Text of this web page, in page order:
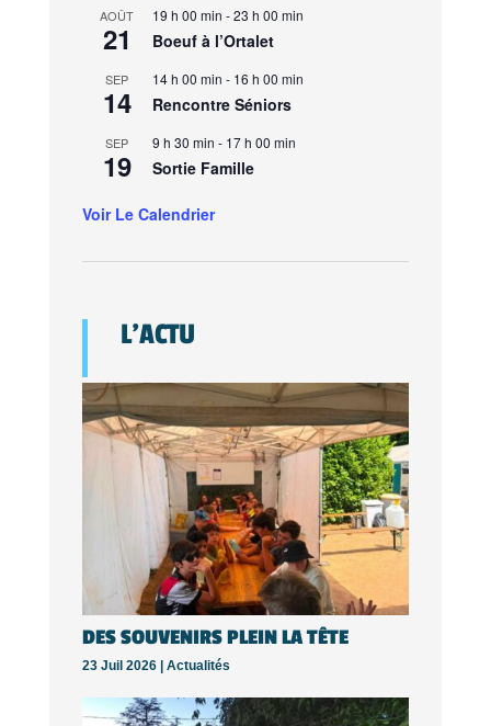
AOÛT
21
19 h 00 min -23 h 00 min
Boeuf à l’Ortalet
SEP
14
14 h 00 min - 16 h 00 min
Rencontre Séniors
SEP
19
9 h 30 min - 17 h 00 min
Sortie Famille
Voir Le Calendrier
L’ACTU
DES SOUVENIRS PLEIN LA TÊTE
23 Juil 2026 | Actualités